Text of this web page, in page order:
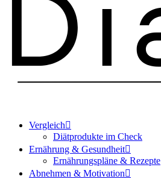
Vergleich
Diätprodukte im Check
Ernährung & Gesundheit
Ernährungspläne & Rezepte
Abnehmen & Motivation